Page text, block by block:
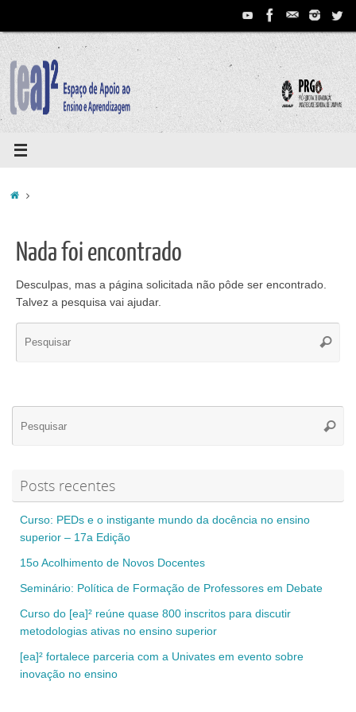
conteúdo
Home
Nada foi encontrado
Desculpas, mas a página solicitada não pôde ser encontrado.
Talvez a pesquisa vai ajudar.
Posts recentes
Curso: PEDs e o instigante mundo da docência no ensino
superior – 17a Edição
15o Acolhimento de Novos Docentes
Seminário: Política de Formação de Professores em Debate
Curso do [ea]² reúne quase 800 inscritos para discutir
metodologias ativas no ensino superior
[ea]² fortalece parceria com a Univates em evento sobre
inovação no ensino